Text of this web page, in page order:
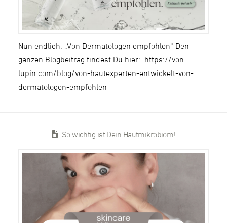
Nun endlich: „Von Dermatologen empfohlen“ Den
ganzen Blogbeitrag findest Du hier: https://von-
lupin.com/blog/von-hautexperten-entwickelt-von-
dermatologen-empfohlen
So wichtig ist Dein Hautmikrobiom!